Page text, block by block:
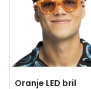
Oranje LED bril